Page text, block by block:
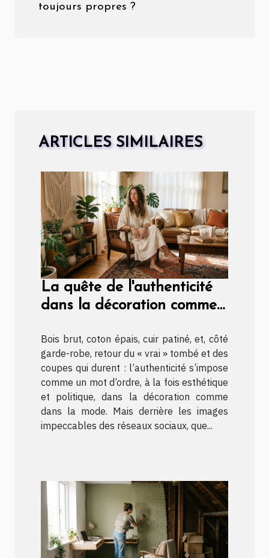
toujours propres ?
ARTICLES SIMILAIRES
La quête de l'authenticité
dans la décoration comme
Bois brut, coton épais, cuir patiné, et, côté
garde-robe, retour du « vrai » tombé et des
coupes qui durent : l’authenticité s’impose
comme un mot d’ordre, à la fois esthétique
et politique, dans la décoration comme
dans la mode. Mais derrière les images
impeccables des réseaux sociaux, que...